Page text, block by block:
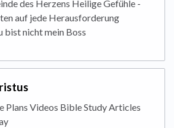
des Herzens Heilige Gefühle -
auf jede Herausforderung
bist nicht mein Boss
Plans Videos Bible Study Articles